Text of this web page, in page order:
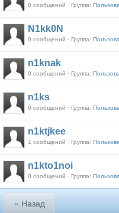
0 сообщений · Группа:
N1kk0N
0 сообщений · Группа:
n1knak
0 сообщений · Группа:
n1ks
0 сообщений · Группа:
n1ktjkee
1 сообщений · Группа:
n1kto1noi
0 сообщений · Группа:
« Назад